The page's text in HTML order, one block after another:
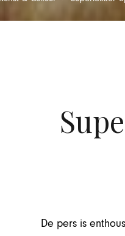
De pers is